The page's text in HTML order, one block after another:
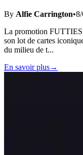
By Alfie Carrington•
La promotion FUTTIES
son lot de cartes
du milieu de t...
En savoir plus→